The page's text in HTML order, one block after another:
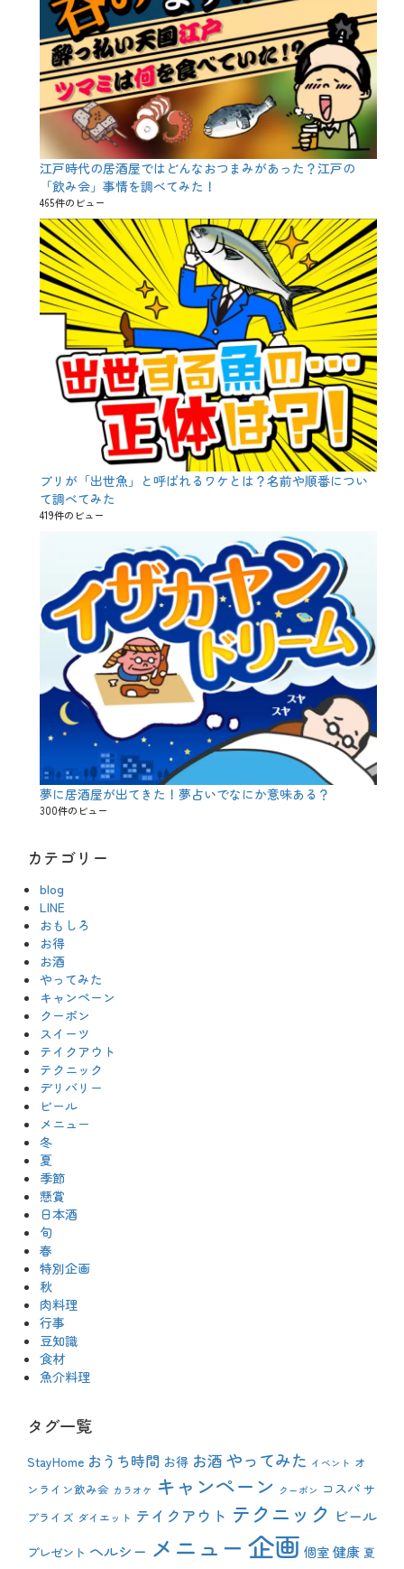
江戸時代の居酒屋ではどんなおつまみがあった？江戸の
「飲み会」事情を調べてみた！
465件のビュー
ブリが「出世魚」と呼ばれるワケとは？名前や順番につい
て調べてみた
419件のビュー
夢に居酒屋が出てきた！夢占いでなにか意味ある？
300件のビュー
カテゴリー
blog
LINE
おもしろ
お得
お酒
やってみた
キャンペーン
クーポン
スイーツ
テイクアウト
テクニック
デリバリー
ビール
メニュー
冬
夏
季節
懸賞
日本酒
旬
春
特別企画
秋
肉料理
行事
豆知識
食材
魚介料理
タグ一覧
StayHome おうち時間 お得 お酒 やってみた イベント オ
ンライン飲み会 カラオケ キャンペーン クーポン コスパ サ
プライズ ダイエット テイクアウト テクニック ビール
プレゼント ヘルシー メニュー 企画 個室 健康 夏